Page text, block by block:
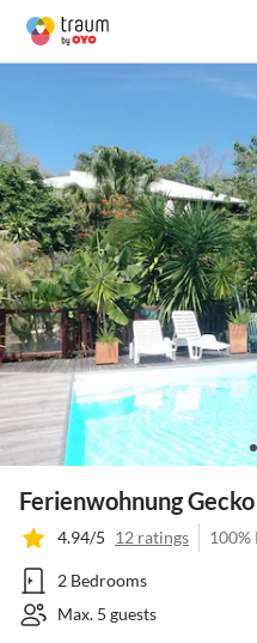
Ferienwohnung Gecko
4.94/5 12 ratings 100%
2 Bedrooms
Max. 5 guests